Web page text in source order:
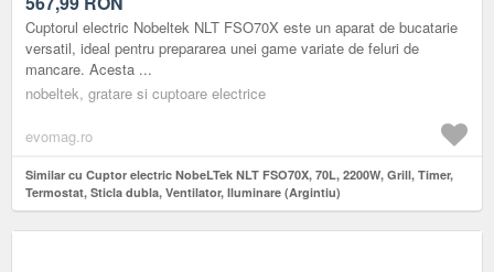
Cuptorul electric Nobeltek NLT FSO70X este un aparat de bucatarie
versatil, ideal pentru prepararea unei game variate de feluri de
mancare. Acesta ...
nobeltek, gratare si cuptoare electrice
evomag.ro
Similar cu Cuptor electric NobeLTek NLT FSO70X, 70L, 2200W, Grill, Timer,
Termostat, Sticla dubla, Ventilator, Iluminare (Argintiu)